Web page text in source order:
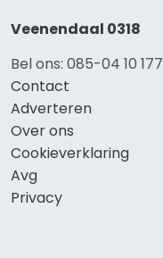
Veenendaal 0318
Bel ons: 085-04 10 177
Contact
Adverteren
Over ons
Cookieverklaring
Avg
Privacy